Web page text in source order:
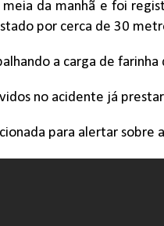
da manhã e foi
por cerca de 30
a carga de
no acidente já
para alertar sobre